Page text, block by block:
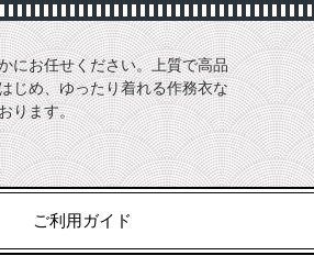
にお任せください。上質で高品
じめ、ゆったり着れる作務衣な
ります。
ご利用ガイド